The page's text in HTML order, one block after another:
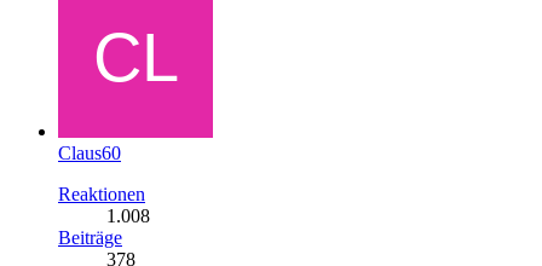
Claus60
Reaktionen
1.008
Beiträge
378